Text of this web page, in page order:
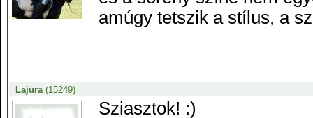
amúgy tetszik a stílus, a
Lajura(15249)
Sziasztok! :)